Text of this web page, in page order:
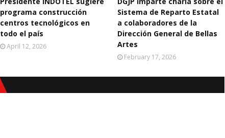
programa construcción
centros tecnológicos en
todo el país
April 12, 2026
Sistema de Reparto Estatal
a colaboradores de la
Dirección General de Bellas
Artes
February 17, 2026